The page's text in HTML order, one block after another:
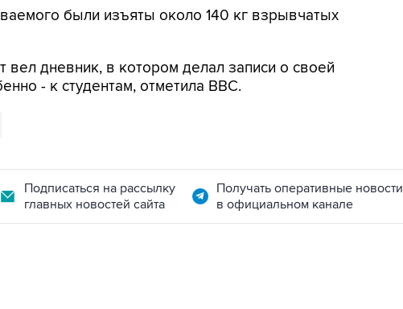
были изъяты около 140 кг взрывчатых
вел дневник, в котором делал записи о своей
- к студентам, отметила BBC.
Подписаться на рассылку
главных новостей сайта
Получать оперативные новости
в официальном канале